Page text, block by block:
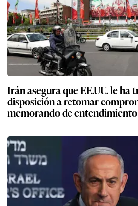
Irán asegura que EE.UU. le ha
disposición a retomar
memorando de entendimiento